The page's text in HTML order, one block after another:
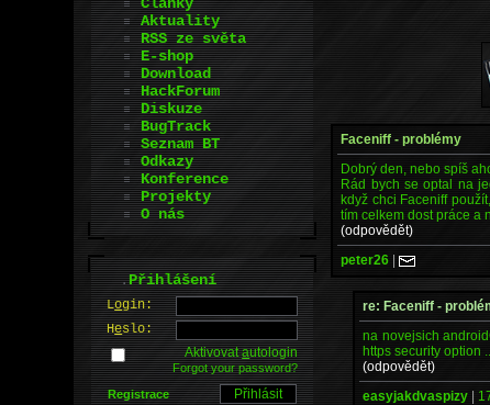
Faceniff - problémy
Dobrý den, nebo spíš
Rád bych se optal na
když chci Faceniff
tím celkem dost práce a
(odpovědět)
peter26 |
re: Faceniff -
na novejsich
https security option
(odpovědět)
easyjakdvaspizy |
Aktuality
RSS ze světa
E-shop
Download
HackForum
Diskuze
BugTrack
Seznam BT
Odkazy
Konference
Projekty
O nás
.Přihlášení
Login:
Heslo:
Aktivovatautologin
Forgot your password?
Registrace